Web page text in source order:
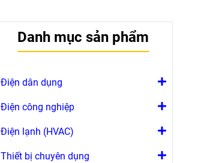
Danh mục sản phẩm
Điện dân dụng
Điện công nghiệp
Điện lạnh (HVAC)
Thiết bị chuyên dụng